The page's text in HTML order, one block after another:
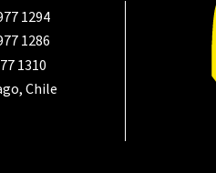
1294
1286
1310
Chile